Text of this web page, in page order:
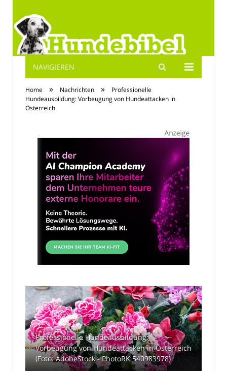
Hundebibel.de
NAVIGIEREN
Home » Nachrichten »
Professionelle
Hundeausbildung: Vorbeugung von Hundeattacken in
Österreich
Professionelle Hundeausbildung:
Vorbeugung von Hundeattacken in Österreich
(Foto: AdobeStock - PhotoRK 540983978)